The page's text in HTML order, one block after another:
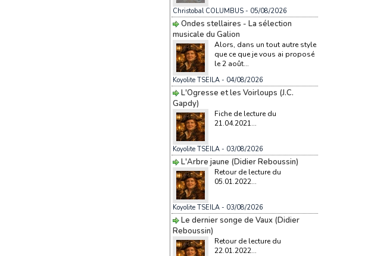
Christobal COLUMBUS- 05/08/2026
Ondes stellaires - La sélection
musicale du Galion
Alors, dans un tout autre style
que ce que je vous ai proposé
le 2 août...
Koyolite TSEILA- 04/08/2026
L'Ogresse et les Voirloups (J.C.
Gapdy)
Fiche de lecture du
21.04.2021...
Koyolite TSEILA- 03/08/2026
L'Arbre jaune (Didier Reboussin)
Retour de lecture du
05.01.2022...
Koyolite TSEILA- 03/08/2026
Le dernier songe de Vaux (Didier
Reboussin)
Retour de lecture du
22.01.2022...